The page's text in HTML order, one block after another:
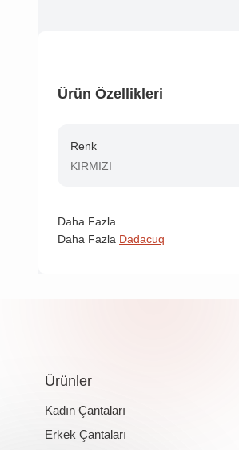
Ürün Özellikleri
Renk
KIRMIZI
Daha Fazla
Daha Fazla Dadacuq
Ürünler
Kadın Çantaları
Erkek Çantaları